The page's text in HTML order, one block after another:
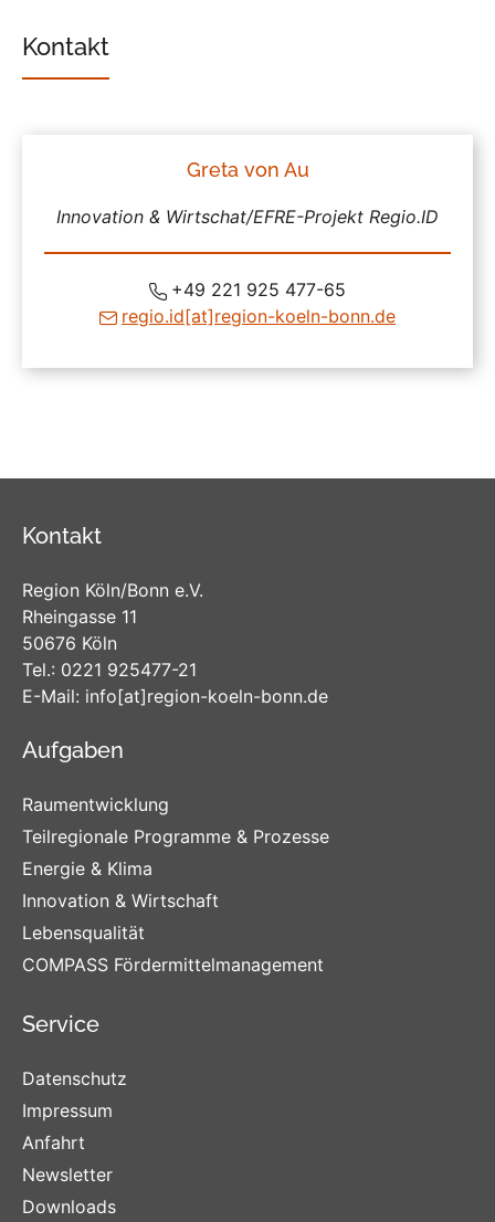
Kontakt
Greta von Au
Innovation & Wirtschat/EFRE-Projekt Regio.ID
+49 221 925 477-65
regio.id[at]region-koeln-bonn.de
Kontakt
Region Köln/Bonn e.V.
Rheingasse 11
50676 Köln
Tel.: 0221 925477-21
E-Mail: info[at]region-koeln-bonn.de
Aufgaben
Raumentwicklung
Teilregionale Programme & Prozesse
Energie & Klima
Innovation & Wirtschaft
Lebensqualität
COMPASS Fördermittelmanagement
Service
Datenschutz
Impressum
Anfahrt
Newsletter
Downloads